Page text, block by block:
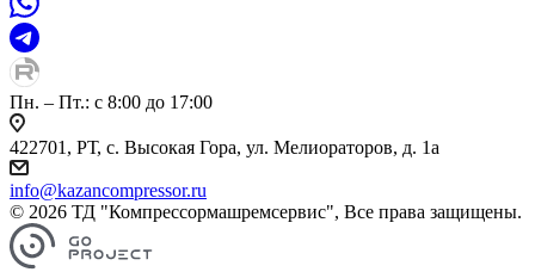
Пн. – Пт.: с 8:00 до 17:00
422701, РТ, с. Высокая Гора, ул. Мелиораторов, д. 1а
info@kazancompressor.ru
© 2026 ТД "Компрессормашремсервис", Все права защищены.